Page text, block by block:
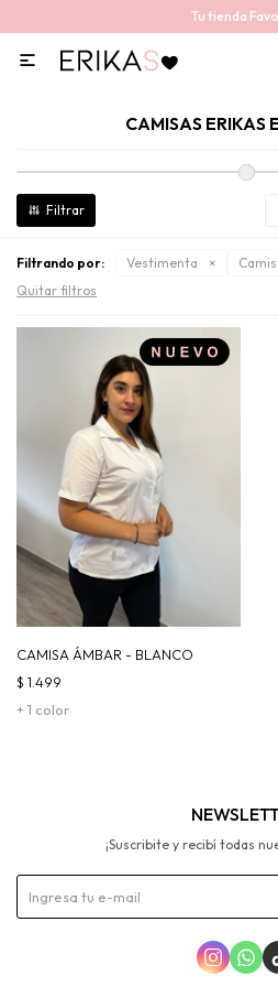
Tu tienda

CAMISAS ERIKAS
Filtrando por: Vestimenta
Quitar filtros
CAMISA ÁMBAR - BLANCO
+ 1 color
$ 1.499
¡Suscribite y recibí todas
 